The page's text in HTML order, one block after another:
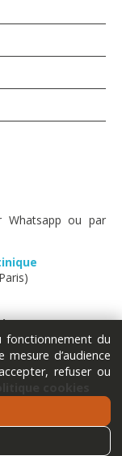
Whatsapp ou par
fonctionnement du
d’audience
refuser ou